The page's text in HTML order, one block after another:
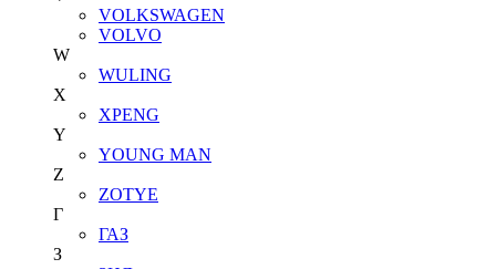
VOLKSWAGEN
VOLVO
W
WULING
X
XPENG
Y
YOUNG MAN
Z
ZOTYE
Г
ГАЗ
З